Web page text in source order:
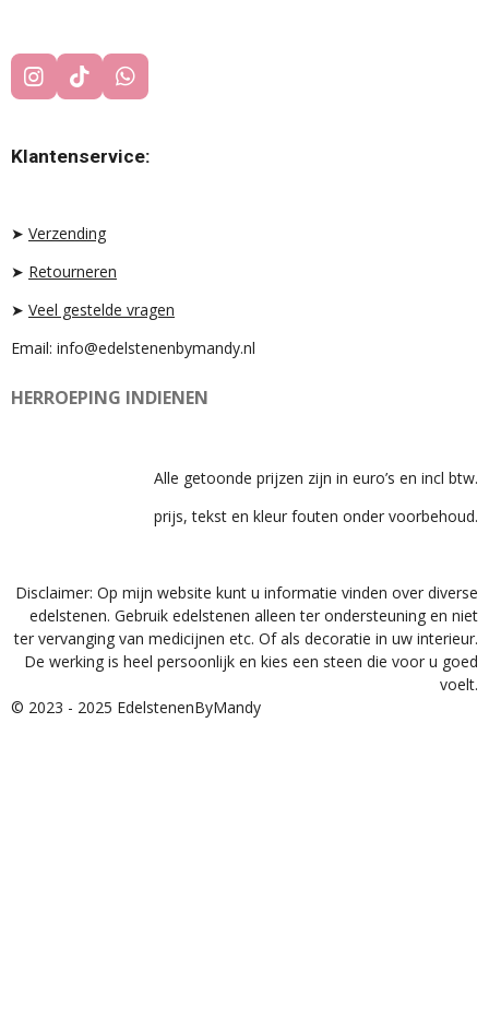
I
N
T
A
A
T
I
T
O
W
H
T
S
Klantenservice:
➤ Verzending
➤ Retourneren
➤ Veel gestelde vragen
Email: info@edelstenenbymandy.nl
HERROEPING INDIENEN
Alle getoonde prijzen zijn in euro’s en incl btw.
prijs, tekst en kleur fouten onder voorbehoud.
Disclaimer: Op mijn website kunt u informatie vinden over diverse
edelstenen. Gebruik edelstenen alleen ter ondersteuning en niet
ter vervanging van medicijnen etc. Of als decoratie in uw interieur.
De werking is heel persoonlijk en kies een steen die voor u goed
voelt.
© 2023 - 2025 EdelstenenByMandy